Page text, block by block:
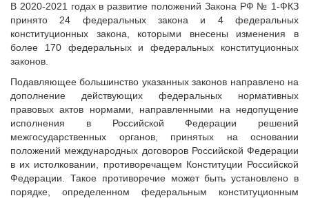
Вопрос-ответ
ОКМО
Информационный бюллетень МСУ
НАСЕЛЕНИЕ И МСУ
ТОС
Лучшие практики ТОС
Комитеты Совета
Правление Совета
Обработка персональных данных
Партнеры Совета
Полезные ссылки
Инвестиционные порталы муниципальных образований
Контактная информация
НОВОСТИ
СМИ о нас
МЕТОДИЧЕСКИЙ РАЗДЕЛ
В 2020-2021 годах в развитие положений Закона РФ № 1-ФКЗ
принято 24 федеральных закона и 4 федеральных
конституционных закона, которыми внесены изменения в
более 170 федеральных и федеральных конституционных
законов.
Подавляющее большинство указанных законов направлено на
дополнение действующих федеральных нормативных
правовых актов нормами, направленными на недопущение
исполнения в Российской Федерации решений
межгосударственных органов, принятых на основании
положений международных договоров Российской Федерации
в их истолковании, противоречащем Конституции Российской
Федерации. Такое противоречие может быть установлено в
порядке, определенном федеральным конституционным